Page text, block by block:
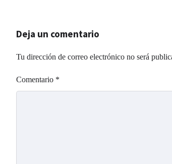
Deja un comentario
Tu dirección de correo electrónico no será
Comentario *